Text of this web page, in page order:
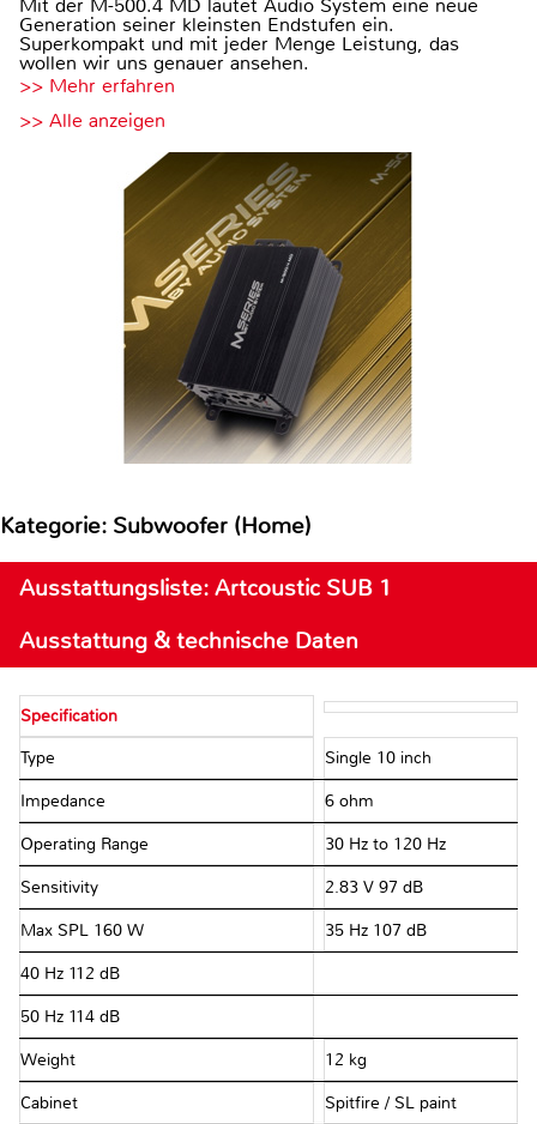
Mit der M-500.4 MD läutet Audio System eine neue
Generation seiner kleinsten Endstufen ein.
Superkompakt und mit jeder Menge Leistung, das
wollen wir uns genauer ansehen.
>> Mehr erfahren
>> Alle anzeigen
Kategorie: Subwoofer (Home)
Ausstattungsliste: Artcoustic SUB 1
Ausstattung & technische Daten
Specification
Type Single 10 inch
Impedance 6 ohm
Operating Range 30 Hz to 120 Hz
Sensitivity 2.83 V 97 dB
Max SPL 160 W 35 Hz 107 dB
40 Hz 112 dB
50 Hz 114 dB
Weight 12 kg
Cabinet Spitfire / SL paint